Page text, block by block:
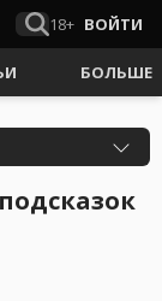
18+ ВОЙТИ
БОЛЬШЕ